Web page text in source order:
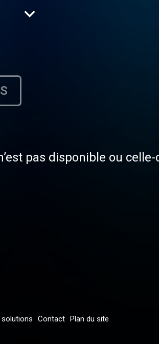
les bulletins
mois sont mis en valeur
pas disponible ou celle-
Contact Plan du site